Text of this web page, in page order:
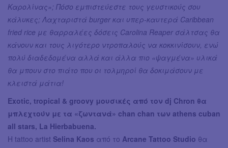
Καρολίνας»; Πόσο εμπιστεύεστε τους γευστικούς σου
κάλυκες; Λαχταριστά burger και υπερ-καυτερά Caribbean
fried rice με θαρραλέες δόσεις Carolina Reaper σάλτσας θα
κάνουν και τους λιγότερο ντροπαλούς να κοκκινίσουν, ενώ
πολύ διαδεδομένα αλλά και άλλα πιο «ψαγμένα» υλικά
θα μπουν στο πιάτο που οι τολμηροί θα δοκιμάσουν με
κλειστά μάτια!
Exotic, tropical & groovy μουσικές από τον dj Chron θα
μπλεχτούν με τα «ζωντανά» chan chan των athens cuban
all stars, La Hierbabuena.
Η tattoo artist Selina Kaos από το Arcane Tattoo Studio θα